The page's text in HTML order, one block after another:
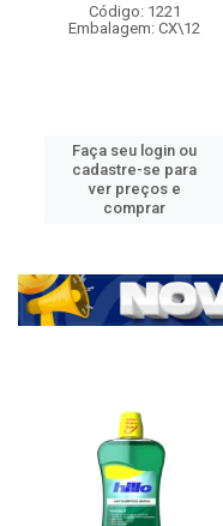
Código: 1221
Embalagem: CX\12
Faça seu login ou
cadastre-se para
ver preços e
comprar